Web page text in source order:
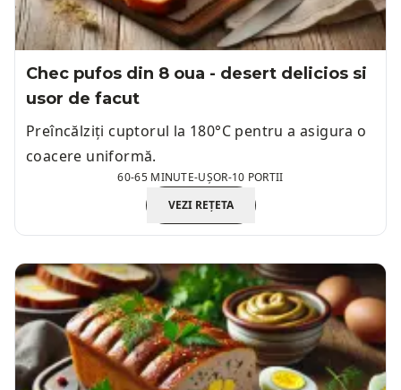
Chec pufos din 8 oua - desert delicios si
usor de facut
Preîncălziți cuptorul la 180°C pentru a asigura o
coacere uniformă.
60-65 MINUTE-UȘOR-10 PORTII
VEZI REȚETA